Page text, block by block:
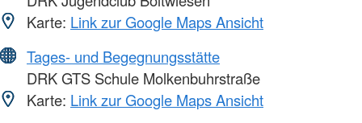
Karte: Link zur Google Maps Ansicht
Tages- und Begegnungsstätte
DRK GTS Schule Molkenbuhrstraße
Karte: Link zur Google Maps Ansicht